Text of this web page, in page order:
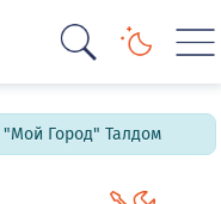
Город" Талдом